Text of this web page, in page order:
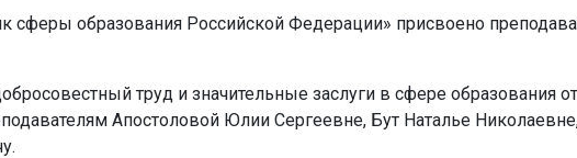
сферы образования Российской Федерации» присвоено
труд и значительные заслуги в сфере образования
Апостоловой Юлии Сергеевне, Бут Наталье